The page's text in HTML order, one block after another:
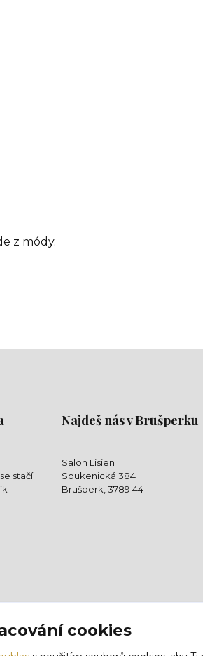
z módy.
stačí
Najdeš nás v Brušperku
Salon Lisien
Soukenická 384
Brušperk, 3789 44
cookies